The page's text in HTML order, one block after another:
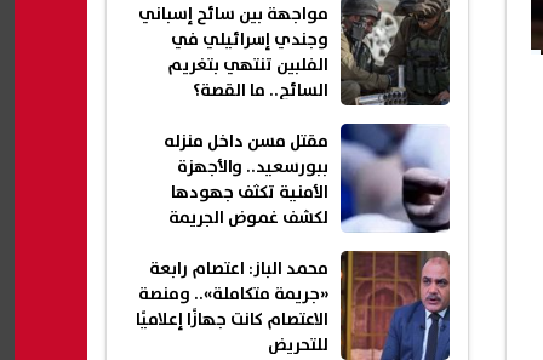
مواجهة بين سائح إسباني
وجندي إسرائيلي في
الفلبين تنتهي بتغريم
السائح.. ما القصة؟
مقتل مسن داخل منزله
ببورسعيد.. والأجهزة
الأمنية تكثف جهودها
لكشف غموض الجريمة
محمد الباز: اعتصام رابعة
«جريمة متكاملة».. ومنصة
الاعتصام كانت جهازًا إعلاميًا
للتحريض